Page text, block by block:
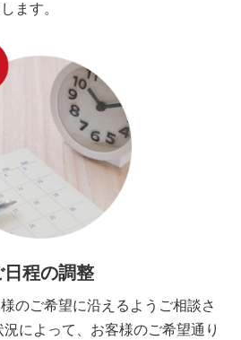
ます。
日程の調整
のご希望に沿えるようご相談さ
によって、お客様のご希望通り